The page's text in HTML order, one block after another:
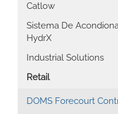
Catlow
Sistema De
HydrX
Industrial Solutions
Retail
DOMS Forecourt